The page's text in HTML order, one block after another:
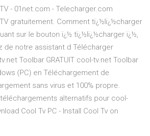
- 01net.com - Telecharger.com
gratuitement. Comment tï¿½lï¿½charger
sur le bouton ï¿½ tï¿½lï¿½charger ï¿½,
de notre assistant d Télécharger
Toolbar GRATUIT cool-tv.net Toolbar
(PC) en Téléchargement de
sans virus et 100% propre.
alternatifs pour cool-
Cool Tv PC - Install Cool Tv on